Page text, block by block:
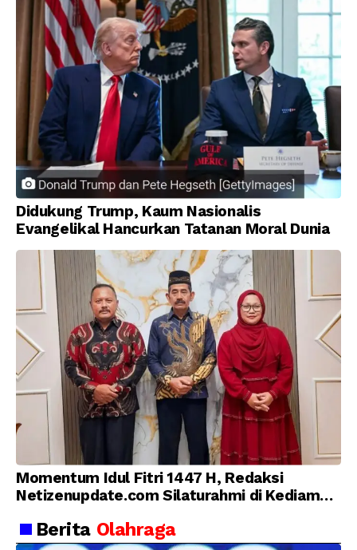
Didukung Trump, Kaum Nasionalis
Evangelikal Hancurkan Tatanan Moral Dunia
Momentum Idul Fitri 1447 H, Redaksi
Netizenupdate.com Silaturahmi di Kediaman
Berita Olahraga